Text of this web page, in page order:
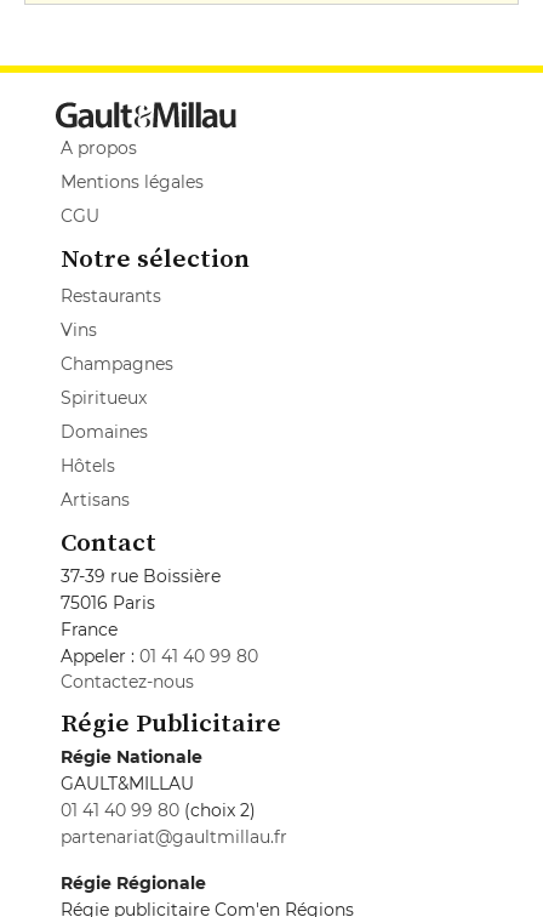
A propos
Mentions légales
CGU
Notre sélection
Restaurants
Vins
Champagnes
Spiritueux
Domaines
Hôtels
Artisans
Contact
37-39 rue Boissière
75016 Paris
France
Appeler : 01 41 40 99 80
Contactez-nous
Régie Publicitaire
Régie Nationale
GAULT&MILLAU
01 41 40 99 80 (choix 2)
partenariat@gaultmillau.fr
Régie Régionale
Régie publicitaire Com'en Régions